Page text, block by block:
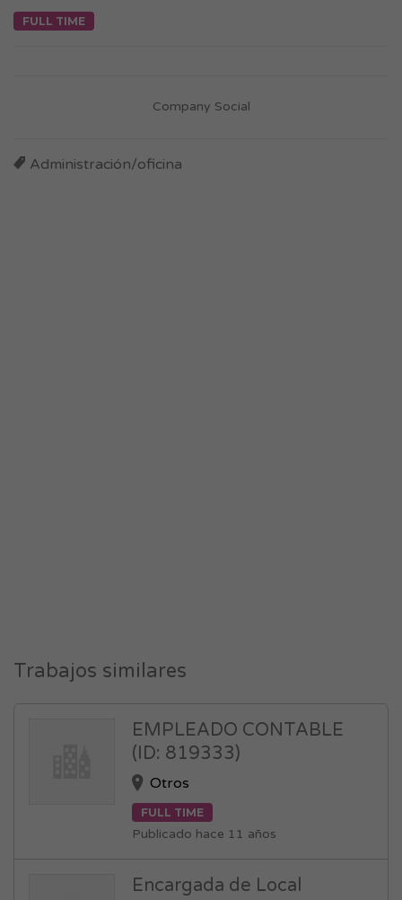
FULL TIME
Company Social
Administración/oficina
Trabajos similares
EMPLEADO CONTABLE
(ID: 819333)
Otros
FULL TIME
Publicado hace 11 años
Encargada de Local